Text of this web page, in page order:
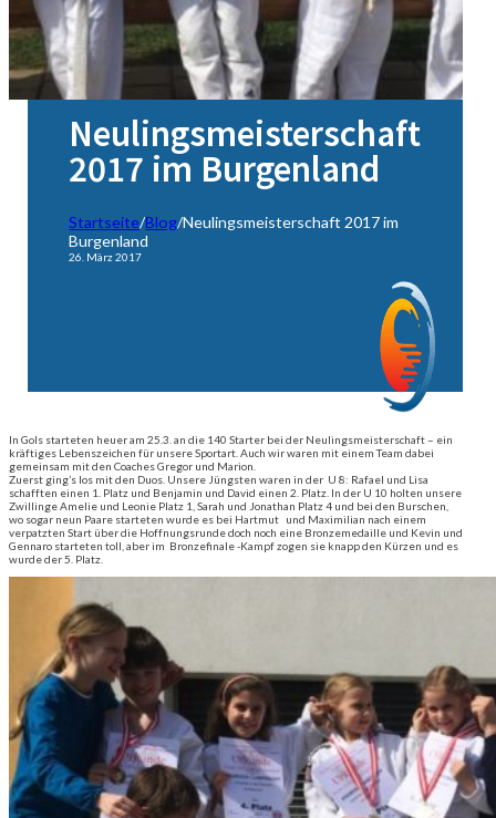
Neulingsmeisterschaft
2017 im Burgenland
Startseite/Blog/Neulingsmeisterschaft 2017 im
Burgenland
26. März 2017
In Gols starteten heuer am 25.3. an die 140 Starter bei der Neulingsmeisterschaft – ein
kräftiges Lebenszeichen für unsere Sportart. Auch wir waren mit einem Team dabei
gemeinsam mit den Coaches Gregor und Marion.
Zuerst ging’s los mit den Duos. Unsere Jüngsten waren in der U 8: Rafael und Lisa
schafften einen 1. Platz und Benjamin und David einen 2. Platz. In der U 10 holten unsere
Zwillinge Amelie und Leonie Platz 1, Sarah und Jonathan Platz 4 und bei den Burschen,
wo sogar neun Paare starteten wurde es bei Hartmut und Maximilian nach einem
verpatzten Start über die Hoffnungsrunde doch noch eine Bronzemedaille und Kevin und
Gennaro starteten toll, aber im Bronzefinale -Kampf zogen sie knapp den Kürzen und es
wurde der 5. Platz.